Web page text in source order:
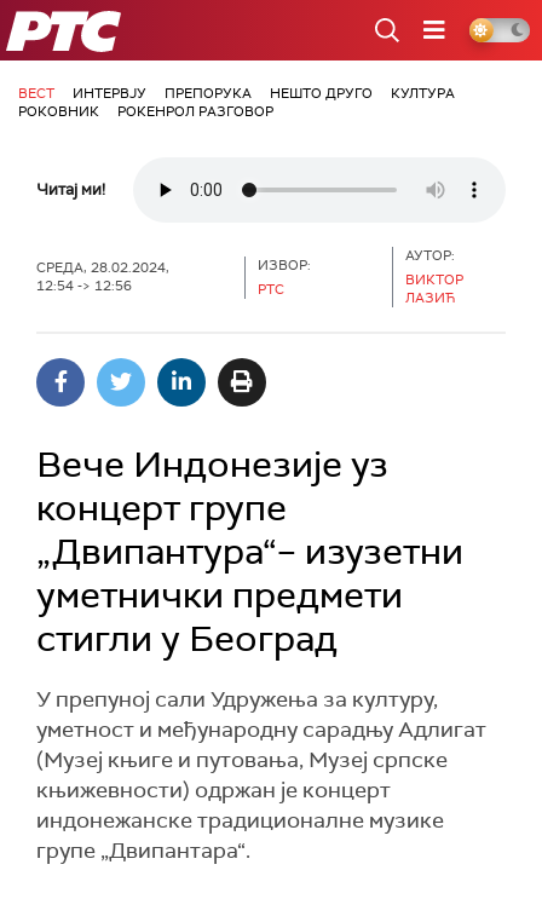
РТС
ВЕСТ ИНТЕРВЈУ ПРЕПОРУКА НЕШТО ДРУГО
КУЛТУРА
РОКОВНИК
РОКЕНРОЛ РАЗГОВОР
Читај ми!
СРЕДА, 28.02.2024,
12:54 -> 12:56
ИЗВОР:
РТС
АУТОР:
ВИКТОР
ЛАЗИЋ
Вече Индонезије уз
концерт групе
„Двипантура“– изузетни
уметнички предмети
стигли у Београд
У препуној сали Удружења за културу,
уметност и међународну сарадњу Адлигат
(Музеј књиге и путовања, Музеј српске
књижевности) одржан је концерт
индонежанске традиционалне музике
групе „Двипантара“.